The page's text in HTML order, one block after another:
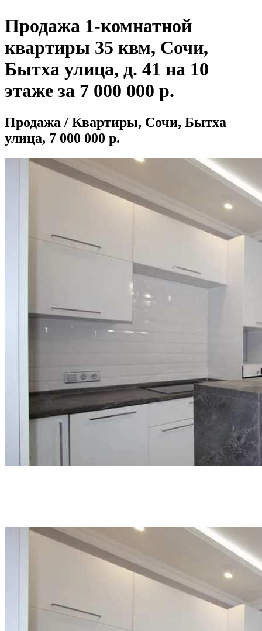
Продажа 1-комнатной
квартиры 35 квм, Сочи,
Бытха улица, д. 41 на 10
этаже за 7 000 000 р.
Продажа / Квартиры, Сочи, Бытха
улица, 7 000 000 р.